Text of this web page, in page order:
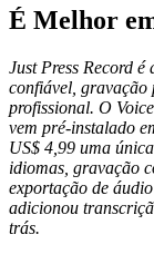
É Melhor
Just Press Record
confiável, gravação
profissional. O
vem pré-instalado
US$ 4,99 uma
idiomas, gravação
exportação de
adicionou
trás.